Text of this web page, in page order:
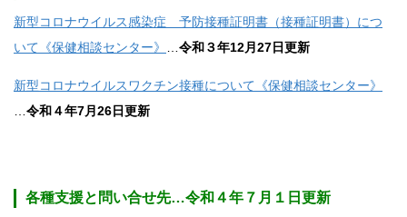
新型コロナウイルス感染症 予防接種証明書（接種証明書）につ
いて《保健相談センター》
令和３年12月27日更新
新型コロナウイルスワクチン接種について《保健相談センター》
令和４年7月26日更新
各種支援と問い合せ先…令和４年７月１日更新